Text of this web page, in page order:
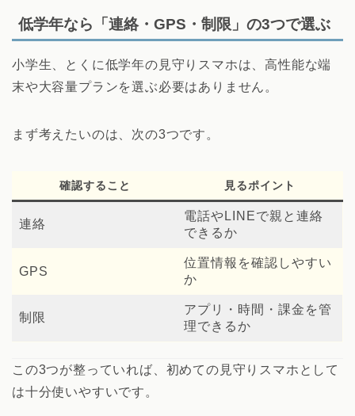
低学年なら「連絡・GPS・制限」の3つで選ぶ
小学生、とくに低学年の見守りスマホは、高性能な端
末や大容量プランを選ぶ必要はありません。
まず考えたいのは、次の3つです。
確認すること 見るポイント
連絡
電話やLINEで親と連絡
できるか
GPS
位置情報を確認しやすい
か
制限
アプリ・時間・課金を管
理できるか
この3つが整っていれば、初めての見守りスマホとして
は十分使いやすいです。